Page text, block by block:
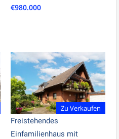
€980.000
Zu Verkaufen
Freistehendes
Einfamilienhaus mit